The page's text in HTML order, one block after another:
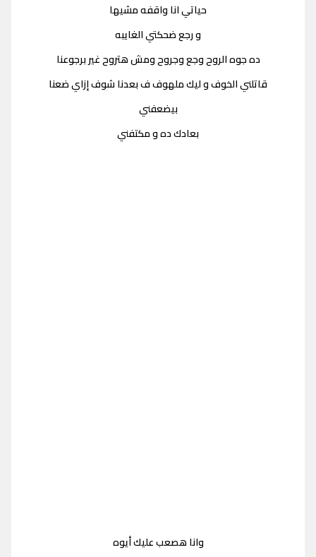
حياتي انا واقفه مشيها
و رجع ضحكتي الغايبه
ده جوه الروح وجع وجروح ومش هتروح غير برجوعنا
قاتلني الخوف و ليك ملهوف ف بعدنا شوف إزاي ضعنا
بيضعفني
بعادك ده و مكتفني
وانا هصعب عليك أيوه